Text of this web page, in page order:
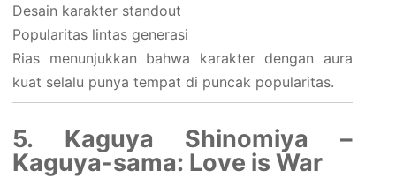
Desain karakter standout
Popularitas lintas generasi
Rias menunjukkan bahwa karakter dengan aura
kuat selalu punya tempat di puncak popularitas.
5. Kaguya Shinomiya –
Kaguya-sama: Love is War